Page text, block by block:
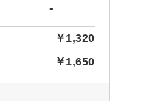
-
￥1,320
￥1,650